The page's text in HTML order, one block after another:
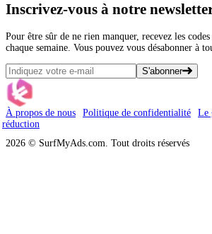
Inscrivez-vous à notre
Pour être sûr de ne rien manquer, recevez les
chaque semaine. Vous pouvez vous désabonner à
S'abonner
À propos de nous Politique de confidentialité
Le
réduction
2026 © SurfMyAds.com. Tout droits réservés